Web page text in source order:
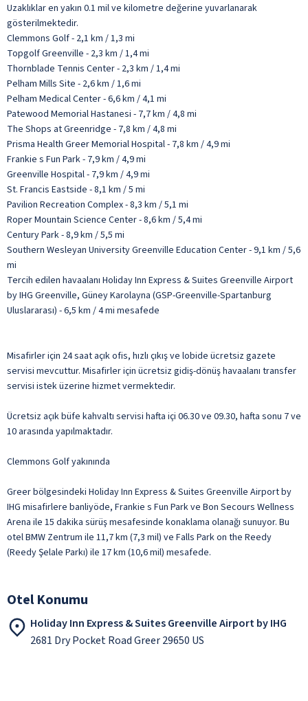
Uzaklıklar en yakın 0.1 mil ve kilometre değerine yuvarlanarak
gösterilmektedir.
Clemmons Golf - 2,1 km / 1,3 mi
Topgolf Greenville - 2,3 km / 1,4 mi
Thornblade Tennis Center - 2,3 km / 1,4 mi
Pelham Mills Site - 2,6 km / 1,6 mi
Pelham Medical Center - 6,6 km / 4,1 mi
Patewood Memorial Hastanesi - 7,7 km / 4,8 mi
The Shops at Greenridge - 7,8 km / 4,8 mi
Prisma Health Greer Memorial Hospital - 7,8 km / 4,9 mi
Frankie s Fun Park - 7,9 km / 4,9 mi
Greenville Hospital - 7,9 km / 4,9 mi
St. Francis Eastside - 8,1 km / 5 mi
Pavilion Recreation Complex - 8,3 km / 5,1 mi
Roper Mountain Science Center - 8,6 km / 5,4 mi
Century Park - 8,9 km / 5,5 mi
Southern Wesleyan University Greenville Education Center - 9,1 km / 5,6
mi
Tercih edilen havaalanı Holiday Inn Express & Suites Greenville Airport
by IHG Greenville, Güney Karolayna (GSP-Greenville-Spartanburg
Uluslararası) - 6,5 km / 4 mi mesafede
Misafirler için 24 saat açık ofis, hızlı çıkış ve lobide ücretsiz gazete
servisi mevcuttur. Misafirler için ücretsiz gidiş-dönüş havaalanı transfer
servisi istek üzerine hizmet vermektedir.
Ücretsiz açık büfe kahvaltı servisi hafta içi 06.30 ve 09.30, hafta sonu 7 ve
10 arasında yapılmaktadır.
Clemmons Golf yakınında
Greer bölgesindeki Holiday Inn Express & Suites Greenville Airport by
IHG misafirlere banliyöde, Frankie s Fun Park ve Bon Secours Wellness
Arena ile 15 dakika sürüş mesafesinde konaklama olanağı sunuyor. Bu
otel BMW Zentrum ile 11,7 km (7,3 mil) ve Falls Park on the Reedy
(Reedy Şelale Parkı) ile 17 km (10,6 mil) mesafede.
Otel Konumu
Holiday Inn Express & Suites Greenville Airport by IHG
2681 Dry Pocket Road Greer 29650 US